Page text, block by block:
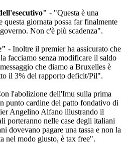
- "Questa è una
giornata possa far finalmente
Non c'è più scadenza".
- Inoltre il premier ha assicurato che
facciamo senza modificare il saldo
che diamo a Bruxelles è
il 3% del rapporto deficit/Pil".
l'abolizione dell'Imu sulla prima
punto cardine del patto fondativo di
Angelino Alfano illustrando il
porteranno nelle case degli italiani
dovevano pagare una tassa e non la
nel modo giusto, è tax free".